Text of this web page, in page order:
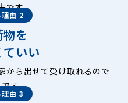
です。
理由 2
を
いい
から出せて受け取れるので
す。
由 3